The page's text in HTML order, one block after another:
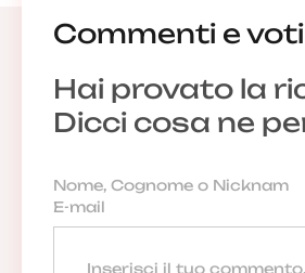
Commenti e voti
Hai provato la
Dicci cosa ne